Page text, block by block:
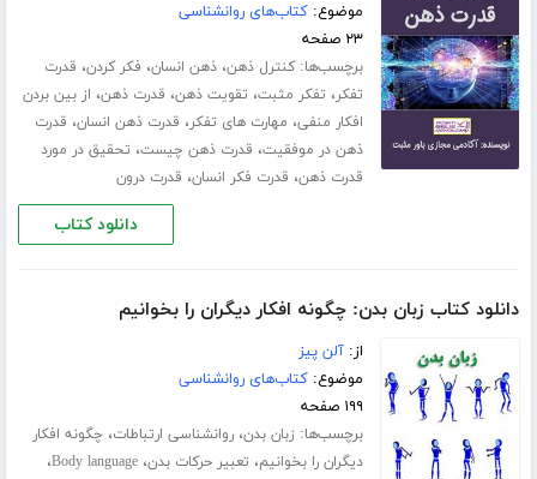
موضوع:کتاب‌های روانشناسی
۲۳ صفحه
برچسب‌ها:کنترل ذهن،ذهن انسان، فکر کردن، قدرت
تفکر، تفکر مثبت، تقویت ذهن، قدرت ذهن، از بین بردن
افکار منفی، مهارت های تفکر، قدرت ذهن انسان، قدرت
ذهن در موفقیت، قدرت ذهن چیست، تحقیق در مورد
قدرت ذهن، قدرت فکر انسان، قدرت درون
دانلود کتاب
دانلود کتاب زبان بدن: چگونه افکار دیگران را بخوانیم
از:آلن پیز
موضوع:کتاب‌های روانشناسی
۱۹۹ صفحه
برچسب‌ها: زبان بدن،روانشناسی ارتباطات، چگونه افکار
دیگران را بخوانیم، تعبیر حرکات بدن،Body language،